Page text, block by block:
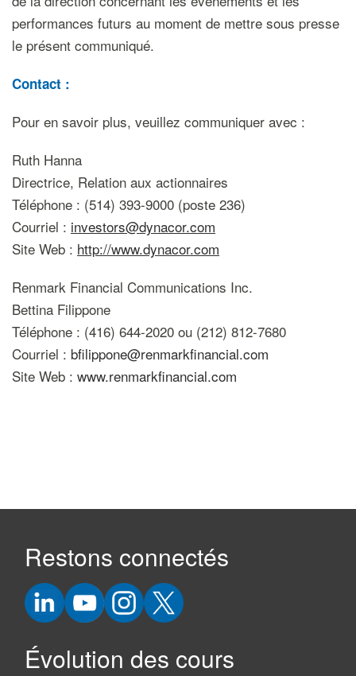
performances futurs au moment de mettre sous presse
le présent communiqué.
Contact :
Pour en savoir plus, veuillez communiquer avec :
Ruth Hanna
Directrice, Relation aux actionnaires
Téléphone : (514) 393-9000 (poste 236)
Courriel : investors@dynacor.com
Site Web : http://www.dynacor.com
Renmark Financial Communications Inc.
Bettina Filippone
Téléphone : (416) 644-2020 ou (212) 812-7680
Courriel : bfilippone@renmarkfinancial.com
Site Web : www.renmarkfinancial.com
Restons connectés
Évolution des cours